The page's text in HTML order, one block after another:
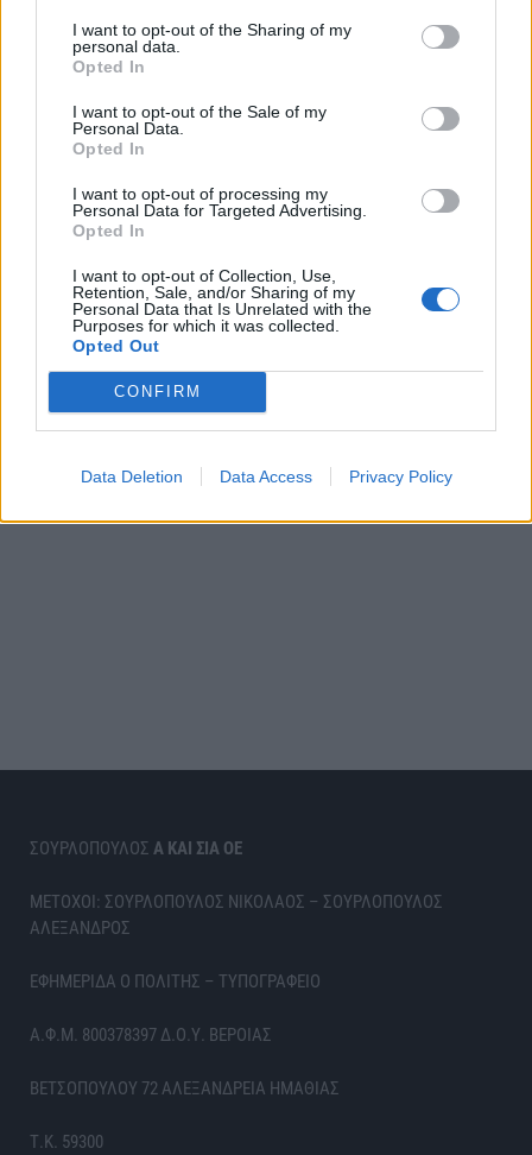
I want to opt-out of the Sharing of my
personal data.
Opted In
I want to opt-out of the Sale of my
Personal Data.
Opted In
I want to opt-out of processing my
Personal Data for Targeted Advertising.
Opted In
I want to opt-out of Collection, Use,
Retention, Sale, and/or Sharing of my
Personal Data that Is Unrelated with the
Purposes for which it was collected.
Opted Out
CONFIRM
Data Deletion Data Access Privacy Policy
ΣΟΥΡΛΟΠΟΥΛΟΣ Α ΚΑΙ ΣΙΑ ΟΕ
ΜΕΤΟΧΟΙ: ΣΟΥΡΛΟΠΟΥΛΟΣ ΝΙΚΟΛΑΟΣ – ΣΟΥΡΛΟΠΟΥΛΟΣ
ΑΛΕΞΑΝΔΡΟΣ
ΕΦΗΜΕΡΙΔΑ Ο ΠΟΛΙΤΗΣ – ΤΥΠΟΓΡΑΦΕΙΟ
Α.Φ.Μ. 800378397 Δ.Ο.Υ. ΒΕΡΟΙΑΣ
ΒΕΤΣΟΠΟΥΛΟΥ 72 ΑΛΕΞΑΝΔΡΕΙΑ ΗΜΑΘΙΑΣ
Τ.Κ. 59300